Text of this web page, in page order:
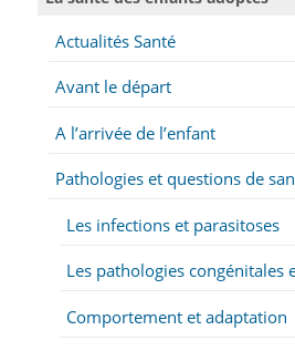
Actualités Santé
Avant le départ
A l’arrivée de l’enfant
Pathologies et questions de
Les infections et parasitoses
Les pathologies congénitales
Comportement et adaptation